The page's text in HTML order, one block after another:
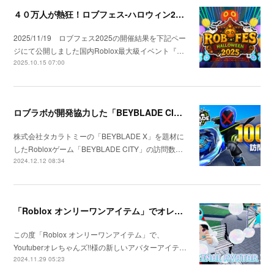
４０万人が熱狂！ロブフェス‐ハロウィン2025開催
2025/11/19 ロブフェス2025の開催結果を下記ペー
ジにて公開しました国内Roblox最大級イベント『…
2025.10.15 07:00
ロブラボが開発協力した「BEYBLADE CITY」が1000万訪問を達成
株式会社タカラトミーの「BEYBLADE X」を題材に
したRobloxゲーム「BEYBLADE CITY」の訪問数…
2024.12.12 08:34
「Roblox オンリーワンアイテム」でオレちゃんズ!!様のアイテムを作成
この度「Roblox オンリーワンアイテム」で、
Youtuberオレちゃんズ!!様の新しいアバターアイテ…
2024.11.29 05:23